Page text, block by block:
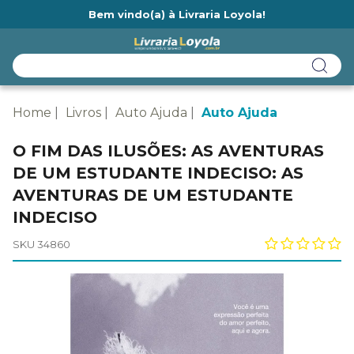
Bem vindo(a) à Livraria Loyola!
Home Livros Auto Ajuda Auto Ajuda
O FIM DAS ILUSÕES: AS AVENTURAS
DE UM ESTUDANTE INDECISO: AS
AVENTURAS DE UM ESTUDANTE
INDECISO
SKU 34860